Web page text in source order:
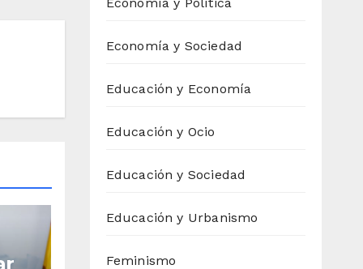
Economía y Política
Economía y Sociedad
Educación y Economía
Educación y Ocio
Educación y Sociedad
Educación y Urbanismo
Feminismo